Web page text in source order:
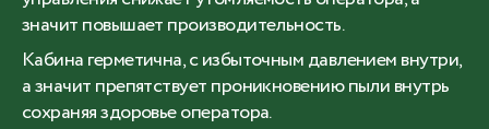
значит повышает производительность.
Кабина герметична, с избыточным давлением внутри,
а значит препятствует проникновению пыли внутрь
сохраняя здоровье оператора.